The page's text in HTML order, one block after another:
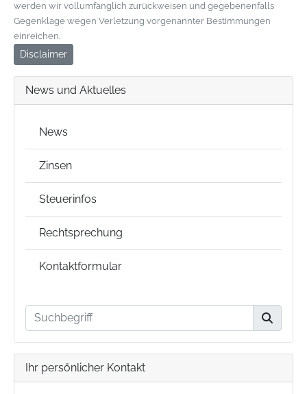
werden wir vollumfänglich zurückweisen und gegebenenfalls
Gegenklage wegen Verletzung vorgenannter Bestimmungen
einreichen.
Disclaimer
News und Aktuelles
News
Zinsen
Steuerinfos
Rechtsprechung
Kontaktformular
Ihr persönlicher Kontakt